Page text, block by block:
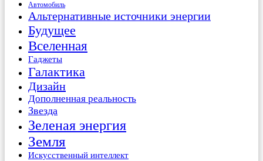
Автомобиль
Альтернативные источники энергии
Будущее
Вселенная
Гаджеты
Галактика
Дизайн
Дополненная реальность
Звезда
Зеленая энергия
Земля
Искусственный интеллект